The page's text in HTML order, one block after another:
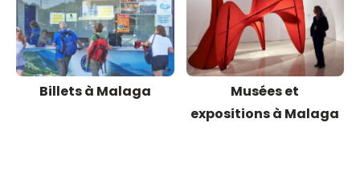
Billets à Malaga
Musées et
expositions à Malaga